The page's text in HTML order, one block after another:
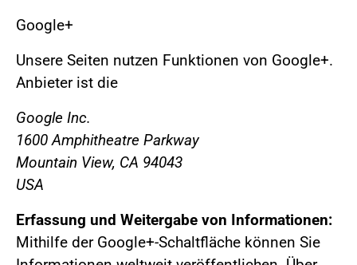
Google+
Unsere Seiten nutzen Funktionen von Google+.
Anbieter ist die
Google Inc.
1600 Amphitheatre Parkway
Mountain View, CA 94043
USA
Erfassung und Weitergabe von Informationen:
Mithilfe der Google+-Schaltfläche können Sie